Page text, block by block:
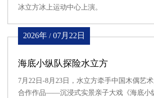
冰立方冰上运动中心上演。
2026年 / 07月22日
海底小纵队探险水立方
7月22日-8月23日，水立方牵手中国木偶艺
合作作品——沉浸式实景亲子大戏《海底小